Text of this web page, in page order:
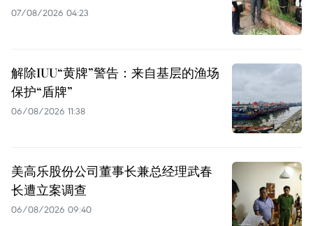
07/08/2026 04:23
解除IUU“黄牌”警告：来自基层的渔场
保护“盾牌”
06/08/2026 11:38
美高乐股份公司董事长兼总经理武春
长遭立案调查
06/08/2026 09:40